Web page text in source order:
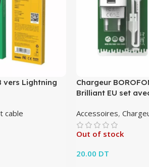
vers Lightning
cable
Chargeur
Brilliant EU set
Accessoires,
Out of stock
20.00 DT